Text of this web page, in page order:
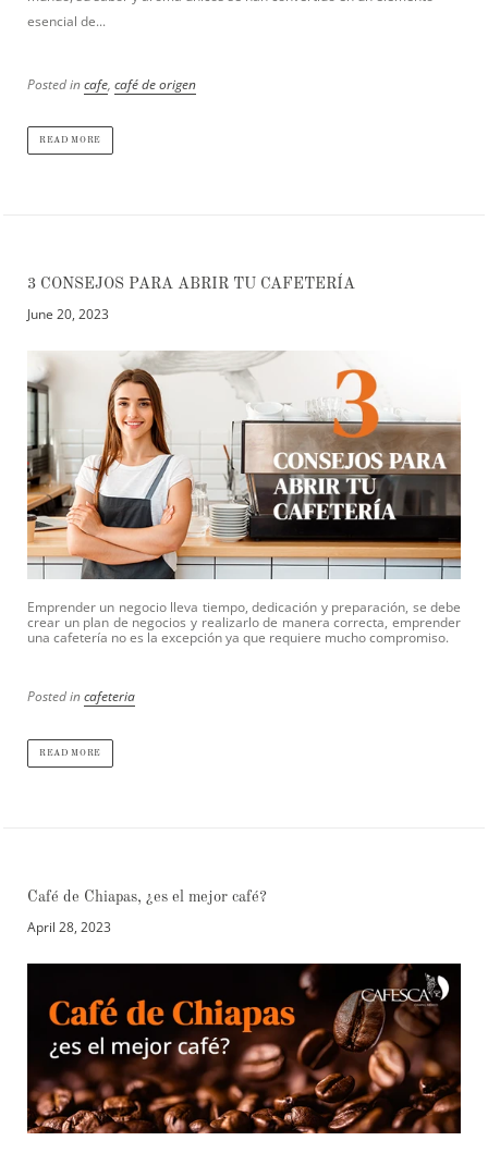
esencial de...
Posted in cafe café de origen
READ MORE
3 CONSEJOS PARA ABRIR TU CAFETERÍA
June 20, 2023
Emprender un negocio lleva tiempo, dedicación y preparación, se debe
crear un plan de negocios y realizarlo de manera correcta, emprender
una cafetería no es la excepción ya que requiere mucho compromiso.
Posted in cafeteria
READ MORE
Café de Chiapas, ¿es el mejor café?
April 28, 2023